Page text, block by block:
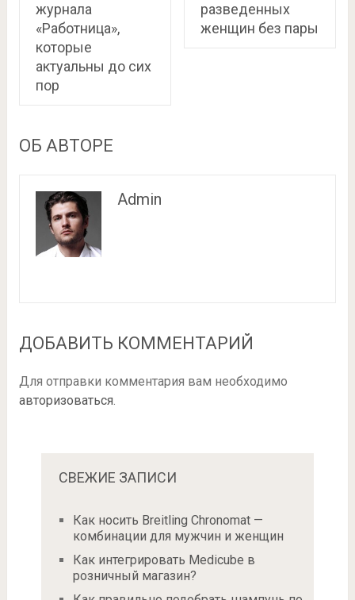
журнала
«Работница»,
которые
актуальны до сих
пор
разведенных
женщин без пары
ОБ АВТОРЕ
Admin
ДОБАВИТЬ КОММЕНТАРИЙ
Для отправки комментария вам необходимо
авторизоваться.
СВЕЖИЕ ЗАПИСИ
Как носить Breitling Chronomat —
комбинации для мужчин и женщин
Как интегрировать Medicube в
розничный магазин?